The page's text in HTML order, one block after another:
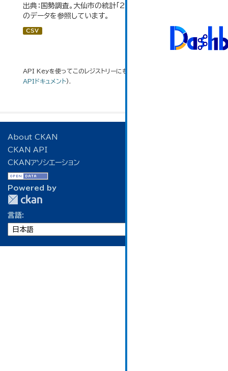
出典：国勢調査。大仙市の統計「2-3 人口集中地区の推移」
のデータを参照しています。
CSV
API Keyを使ってこのレジストリーにもアクセス可能です
APIドキュメント).
About CKAN
CKAN API
CKANアソシエーション
Powered by
言語